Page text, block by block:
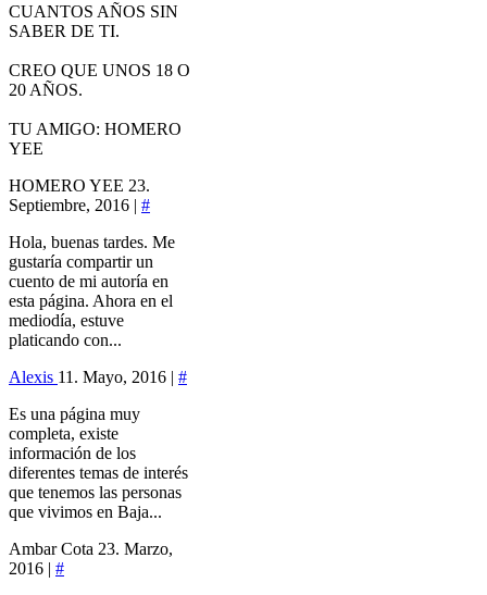
CUANTOS AÑOS SIN
SABER DE TI.
CREO QUE UNOS 18 O
20 AÑOS.
TU AMIGO: HOMERO
YEE
HOMERO YEE 23.
Septiembre, 2016 | #
Hola, buenas tardes. Me
gustaría compartir un
cuento de mi autoría en
esta página. Ahora en el
mediodía, estuve
platicando con...
Alexis 11. Mayo, 2016 | #
Es una página muy
completa, existe
información de los
diferentes temas de interés
que tenemos las personas
que vivimos en Baja...
Ambar Cota 23. Marzo,
2016 | #